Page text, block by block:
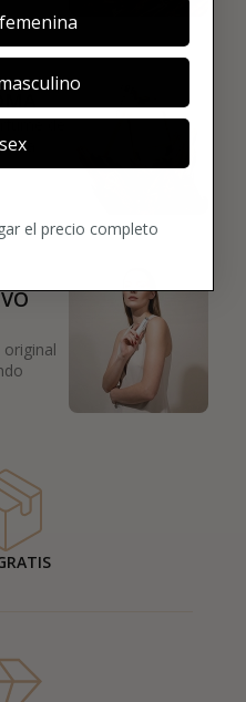
de
la
el precio completo